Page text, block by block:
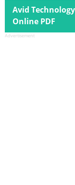
Avid
Online PDF
Advertisement